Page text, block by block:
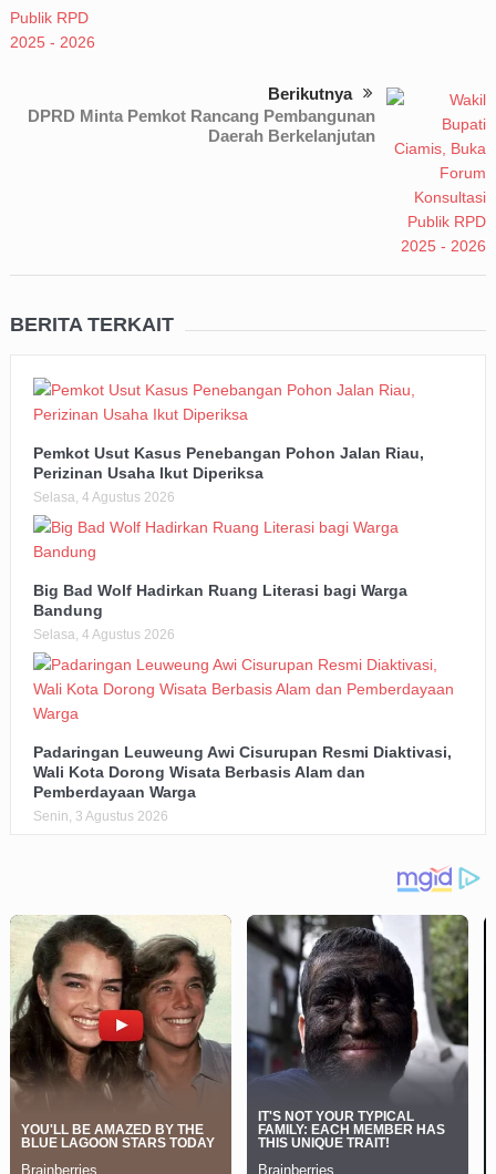
Berikutnya
DPRD Minta Pemkot Rancang Pembangunan
Daerah Berkelanjutan
BERITA TERKAIT
Pemkot Usut Kasus Penebangan Pohon Jalan Riau,
Perizinan Usaha Ikut Diperiksa
Selasa, 4 Agustus 2026
Big Bad Wolf Hadirkan Ruang Literasi bagi Warga
Bandung
Selasa, 4 Agustus 2026
Padaringan Leuweung Awi Cisurupan Resmi Diaktivasi,
Wali Kota Dorong Wisata Berbasis Alam dan
Pemberdayaan Warga
Senin, 3 Agustus 2026